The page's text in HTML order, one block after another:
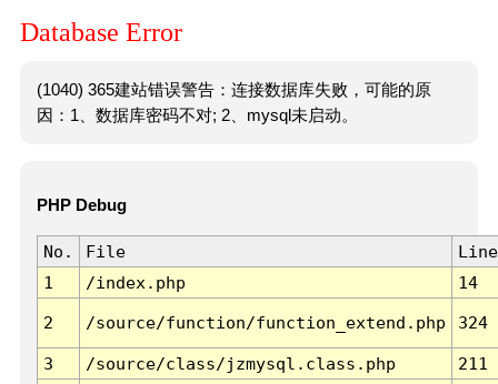
Database Error
(1040) 365建站错误警告：连接数据库失败，可能的原
因：1、数据库密码不对; 2、mysql未启动。
PHP Debug
No. File
Line
1
/index.php 14
2 /source/function/function_extend.php 324
3 /source/class/jzmysql.class.php
211